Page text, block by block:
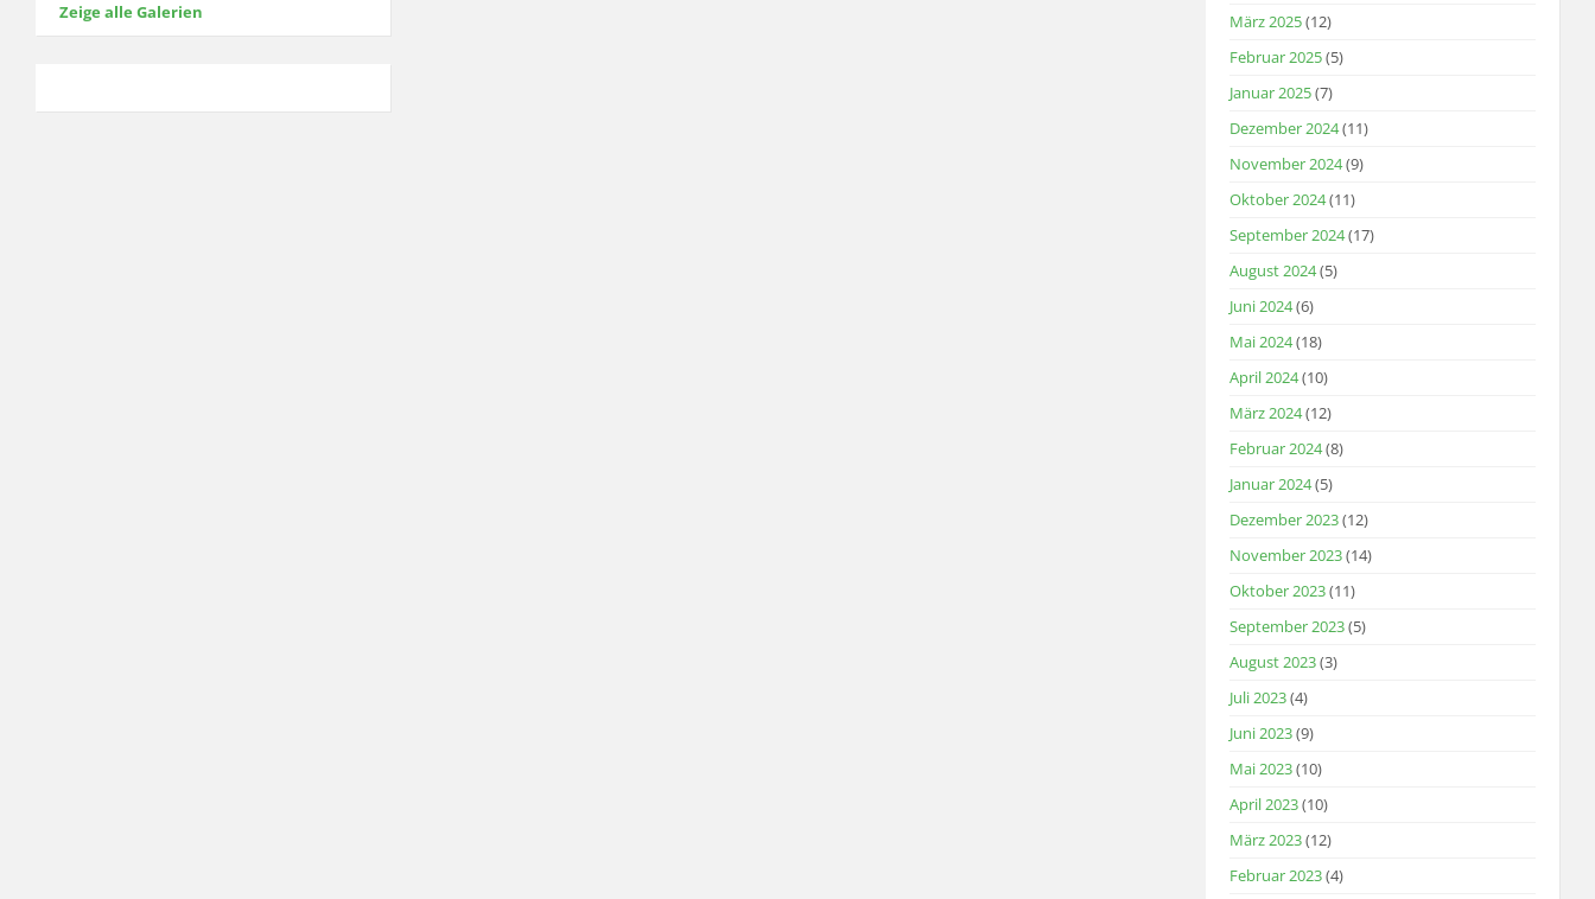
Zeige alle Galerien
März 2025(12)
Februar 2025(5)
Januar 2025(7)
Dezember 2024(11)
November 2024(9)
Oktober 2024(11)
September 2024(17)
August 2024(5)
Juni 2024(6)
Mai 2024(18)
April 2024(10)
März 2024(12)
Februar 2024(8)
Januar 2024(5)
Dezember 2023(12)
November 2023(14)
Oktober 2023(11)
September 2023(5)
August 2023(3)
Juli 2023(4)
Juni 2023(9)
Mai 2023(10)
April 2023(10)
März 2023(12)
Februar 2023(4)